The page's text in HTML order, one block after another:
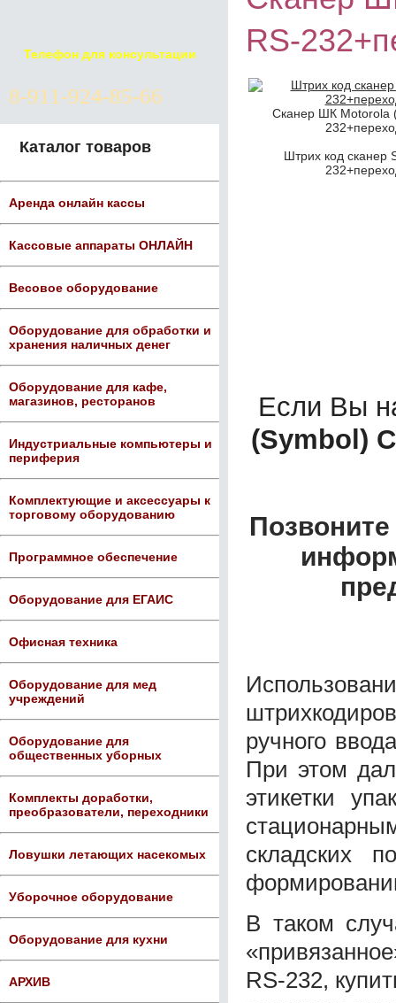
Телефон для консультации
8-911-924-85-66
Каталог товаров
Аренда онлайн кассы
Кассовые аппараты ОНЛАЙН
Весовое оборудование
Оборудование для обработки и
хранения наличных денег
Оборудование для кафе,
магазинов, ресторанов
Индустриальные компьютеры и
периферия
Комплектующие и аксессуары к
торговому оборудованию
Программное обеспечение
Оборудование для ЕГАИС
Офисная техника
Оборудование для мед
учреждений
Оборудование для
общественных уборных
Комплекты доработки,
преобразователи, переходники
Ловушки летающих насекомых
Уборочное оборудование
Оборудование для кухни
АРХИВ
RS-
Сканер ШК Motorola
Штрих код сканер
Если Вы
(Symbol)
ручного
При этом
этикетки
складских
В таком
RS-232,